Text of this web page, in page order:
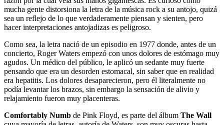
mucha gente distorsiona la letra de la música rock a su antojo, quizá
sea un reflejo de lo que verdaderamente piensan y sienten, pero
hacer interpretaciones antojadizas es peligroso.
Como sea, la letra nació de un episodio en 1977 donde, antes de un
concierto, Roger Waters empezó con unos dolores de estómago muy
agudos. Un médico del público, le aplicó un sedante muy fuerte
pensando que era un desorden estomacal, sin saber que en realidad
era hepatitis. Los dolores desaparecieron, pero él literalmente no
podía levantar los brazos, sin embargo la sensación de alivio y
relajamiento fueron muy placenteras.
Comfortably Numb de Pink Floyd, es parte del álbum The Wall